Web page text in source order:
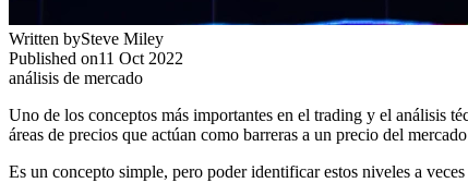
Written bySteve Miley
Published on11 Oct 2022
análisis de mercado
Uno de los conceptos más importantes en el trading y el análisis
áreas de precios que actúan como barreras a un precio del
Es un concepto simple, pero poder identificar estos niveles a